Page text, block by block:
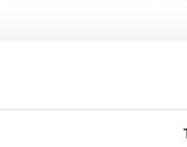
on kivituhka pihaan,